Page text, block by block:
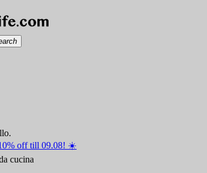
off till 09.08! ☀️
cucina